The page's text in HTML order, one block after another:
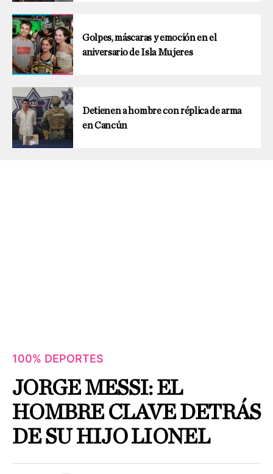
Golpes, máscaras y emoción en el
aniversario de Isla Mujeres
Detienen a hombre con réplica de arma
en Cancún
100% DEPORTES
JORGE MESSI: EL
HOMBRE CLAVE DETRÁS
DE SU HIJO LIONEL